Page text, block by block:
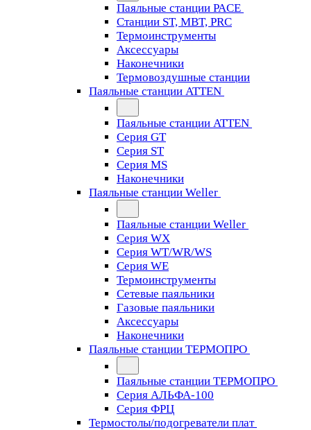
Паяльные станции PACE
Станции ST, MBT, PRC
Термоинструменты
Аксессуары
Наконечники
Термовоздушные станции
Паяльные станции ATTEN
Паяльные станции ATTEN
Серия GT
Серия ST
Серия MS
Наконечники
Паяльные станции Weller
Паяльные станции Weller
Серия WX
Серия WT/WR/WS
Серия WE
Термоинструменты
Сетевые паяльники
Газовые паяльники
Аксессуары
Наконечники
Паяльные станции ТЕРМОПРО
Паяльные станции ТЕРМОПРО
Серия АЛЬФА-100
Серия ФРЦ
Термостолы/подогреватели плат